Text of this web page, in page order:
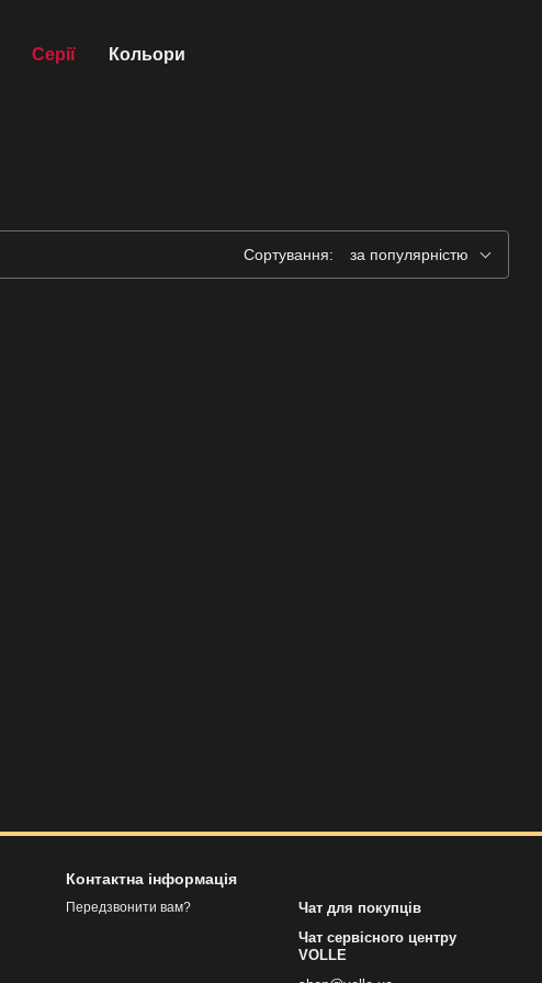
Серії Кольори
Сортування: за популярністю
Контактна інформація
Передзвонити вам?
Чат для покупців
Чат сервісного центру
VOLLE